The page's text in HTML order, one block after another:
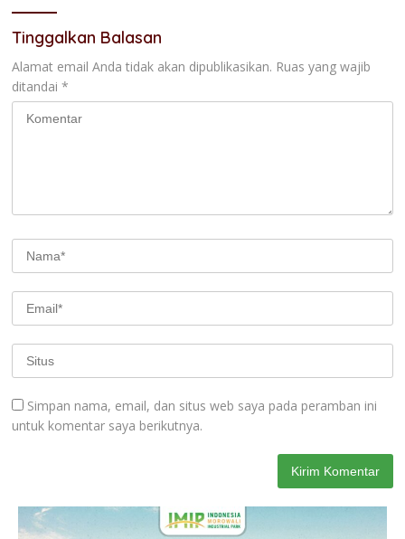
Tinggalkan Balasan
Alamat email Anda tidak akan dipublikasikan. Ruas yang wajib
ditandai *
Simpan nama, email, dan situs web saya pada peramban ini
untuk komentar saya berikutnya.